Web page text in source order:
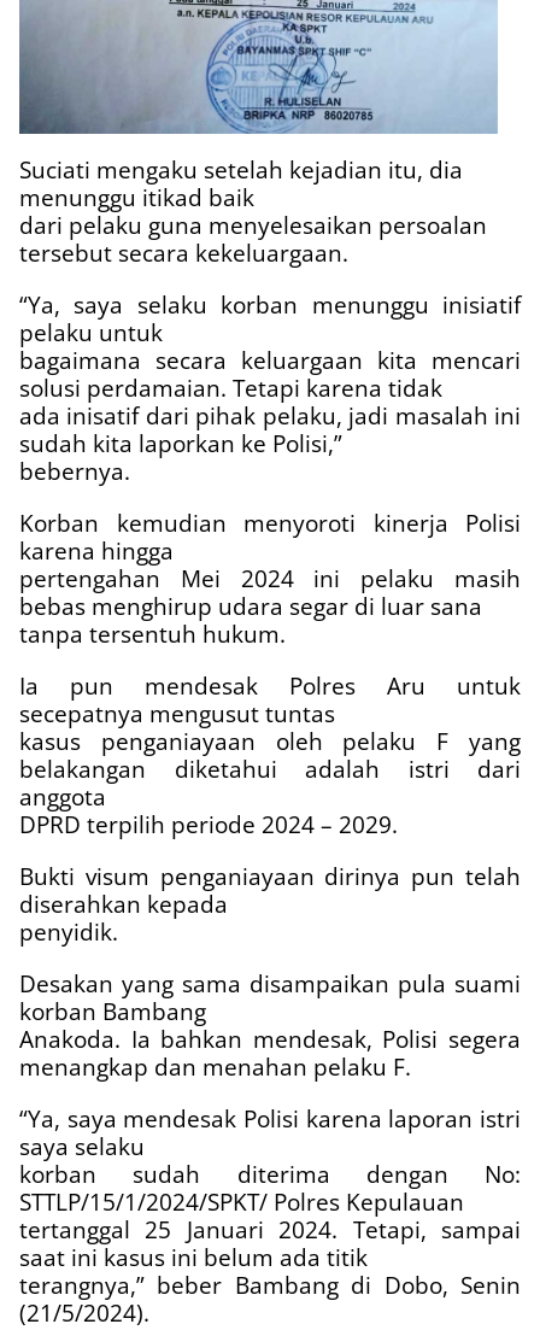
Suciati mengaku setelah kejadian itu, dia
menunggu itikad baik
dari pelaku guna menyelesaikan persoalan
tersebut secara kekeluargaan.
“Ya, saya selaku korban menunggu inisiatif
pelaku untuk
bagaimana secara keluargaan kita mencari
solusi perdamaian. Tetapi karena tidak
ada inisatif dari pihak pelaku, jadi masalah ini
sudah kita laporkan ke Polisi,”
bebernya.
Korban kemudian menyoroti kinerja Polisi
karena hingga
pertengahan Mei 2024 ini pelaku masih
bebas menghirup udara segar di luar sana
tanpa tersentuh hukum.
Ia pun mendesak Polres Aru untuk
secepatnya mengusut tuntas
kasus penganiayaan oleh pelaku F yang
belakangan diketahui adalah istri dari
anggota
DPRD terpilih periode 2024 – 2029.
Bukti visum penganiayaan dirinya pun telah
diserahkan kepada
penyidik.
Desakan yang sama disampaikan pula suami
korban Bambang
Anakoda. Ia bahkan mendesak, Polisi segera
menangkap dan menahan pelaku F.
“Ya, saya mendesak Polisi karena laporan istri
saya selaku
korban sudah diterima dengan No:
STTLP/15/1/2024/SPKT/ Polres Kepulauan
tertanggal 25 Januari 2024. Tetapi, sampai
saat ini kasus ini belum ada titik
terangnya,” beber Bambang di Dobo, Senin
(21/5/2024).